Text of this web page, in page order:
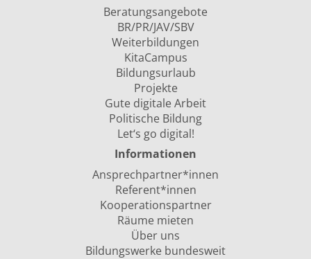
Beratungsangebote
BR/PR/JAV/SBV
Weiterbildungen
KitaCampus
Bildungsurlaub
Projekte
Gute digitale Arbeit
Politische Bildung
Let‘s go digital!
Informationen
Ansprechpartner*innen
Referent*innen
Kooperationspartner
Räume mieten
Über uns
Bildungswerke bundesweit